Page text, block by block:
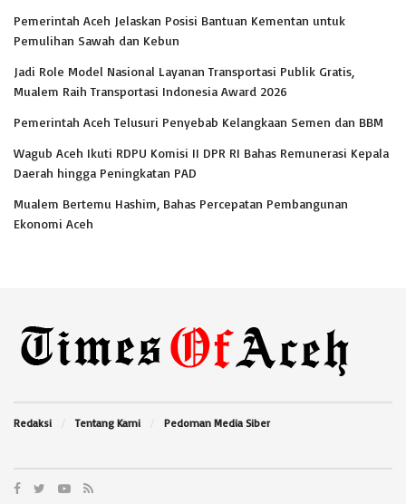
Pemerintah Aceh Jelaskan Posisi Bantuan Kementan untuk
Pemulihan Sawah dan Kebun
Jadi Role Model Nasional Layanan Transportasi Publik Gratis,
Mualem Raih Transportasi Indonesia Award 2026
Pemerintah Aceh Telusuri Penyebab Kelangkaan Semen dan BBM
Wagub Aceh Ikuti RDPU Komisi II DPR RI Bahas Remunerasi Kepala
Daerah hingga Peningkatan PAD
Mualem Bertemu Hashim, Bahas Percepatan Pembangunan
Ekonomi Aceh
Redaksi Tentang Kami Pedoman Media Siber